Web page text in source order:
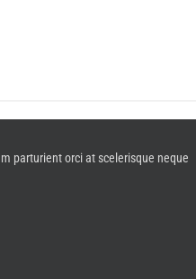
parturient orci at scelerisque neque